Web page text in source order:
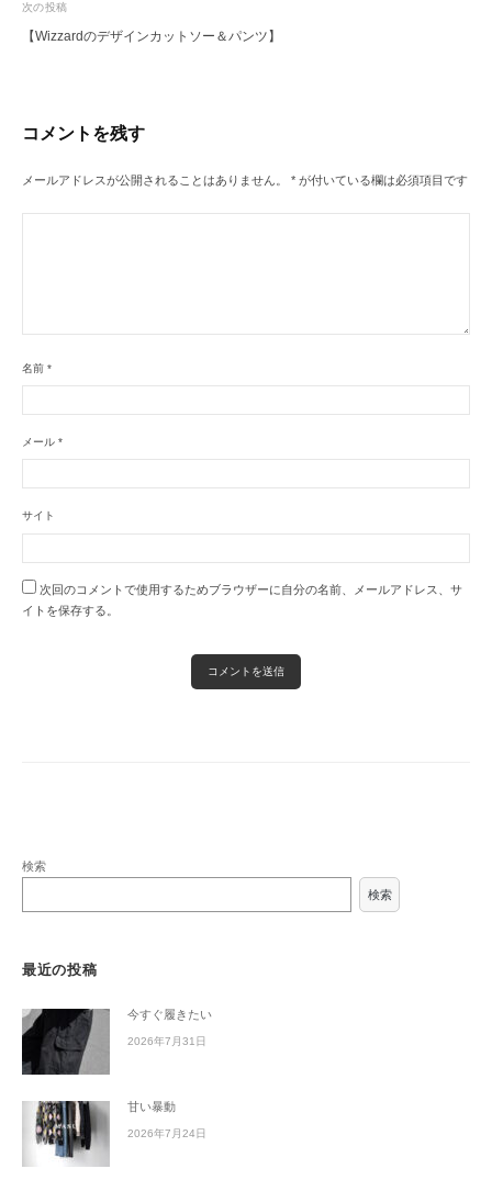
ビ
ゲ
ョ
ン
次の投稿
【Wizzardのデザインカットソー＆パンツ】
コメントを残す
メールアドレスが公開されることはありません。 * が付いている欄は必須項目です
名前 *
メール *
サイト
次回のコメントで使用するためブラウザーに自分の名前、メールアドレス、サ
イトを保存する。
検索
検索
最近の投稿
今すぐ履きたい
2026年7月31日
甘い暴動
2026年7月24日